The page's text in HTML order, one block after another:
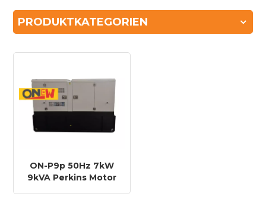
PRODUKTKATEGORIEN
ON-P9p 50Hz 7kW
9kVA Perkins Motor